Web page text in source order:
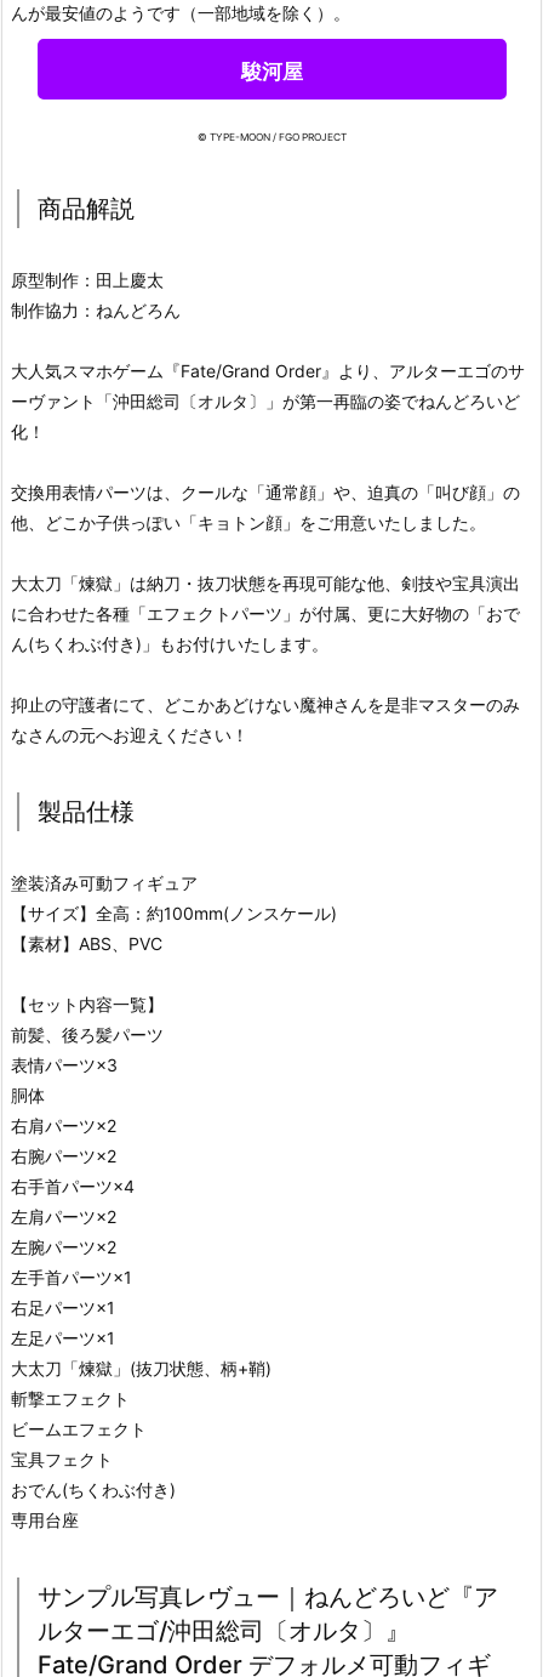
んが最安値のようです（一部地域を除く）。
駿河屋
© TYPE-MOON / FGO PROJECT
商品解説
原型制作：田上慶太
制作協力：ねんどろん
大人気スマホゲーム『Fate/Grand Order』より、アルターエゴのサ
ーヴァント「沖田総司〔オルタ〕」が第一再臨の姿でねんどろいど
化！
交換用表情パーツは、クールな「通常顔」や、迫真の「叫び顔」の
他、どこか子供っぽい「キョトン顔」をご用意いたしました。
大太刀「煉獄」は納刀・抜刀状態を再現可能な他、剣技や宝具演出
に合わせた各種「エフェクトパーツ」が付属、更に大好物の「おで
ん(ちくわぶ付き)」もお付けいたします。
抑止の守護者にて、どこかあどけない魔神さんを是非マスターのみ
なさんの元へお迎えください！
製品仕様
塗装済み可動フィギュア
【サイズ】全高：約100mm(ノンスケール)
【素材】ABS、PVC
【セット内容一覧】
前髪、後ろ髪パーツ
表情パーツ×3
胴体
右肩パーツ×2
右腕パーツ×2
右手首パーツ×4
左肩パーツ×2
左腕パーツ×2
左手首パーツ×1
右足パーツ×1
左足パーツ×1
大太刀「煉獄」(抜刀状態、柄+鞘)
斬撃エフェクト
ビームエフェクト
宝具フェクト
おでん(ちくわぶ付き)
専用台座
サンプル写真レヴュー｜ねんどろいど『ア
ルターエゴ/沖田総司〔オルタ〕』
Fate/Grand Order デフォルメ可動フィギ